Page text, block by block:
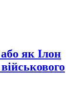
як Ілон